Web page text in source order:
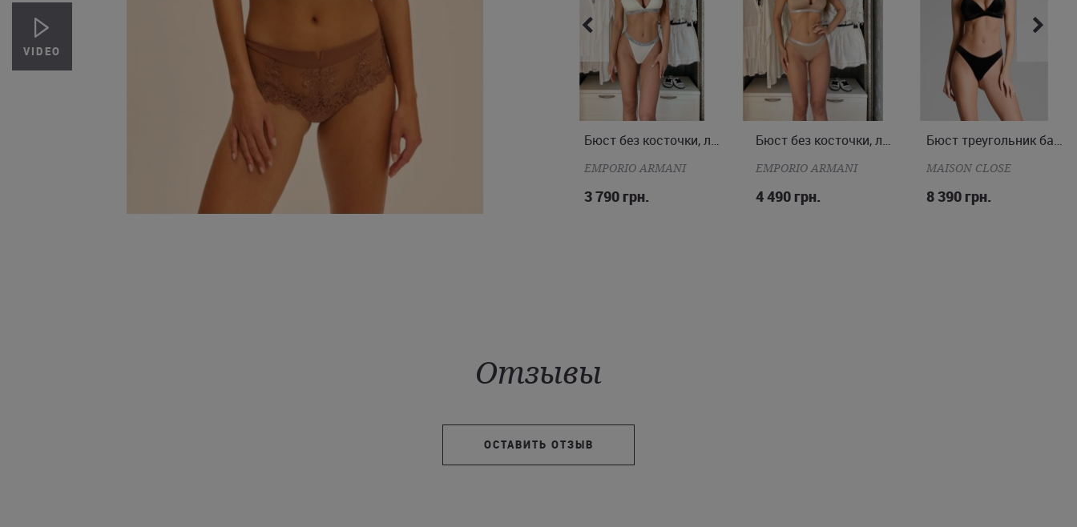
S M
EMPORIO ARMANI
4 490 грн.
S M L Бюст без косточки, легко уплотненная чашка
EMPORIO ARMANI
3 790 грн.
M L Бюст без косточки, легко уплотненная чашка
EMPORIO ARMANI
4 490 грн.
70B 75B 75C 80BБюст треугольник бархат Rococo
MAISON CLOSE
8 390 грн.
Отзывы
ОСТАВИТЬ ОТЗЫВ